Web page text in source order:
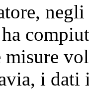
misure
i dati